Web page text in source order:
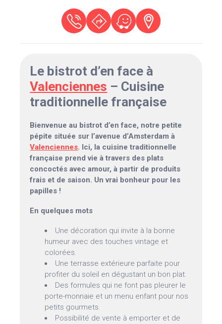
Le bistrot d’en face à
Valenciennes – Cuisine
traditionnelle française
Bienvenue au bistrot d’en face, notre petite
pépite située sur l’avenue d’Amsterdam à
Valenciennes. Ici, la cuisine traditionnelle
française prend vie à travers des plats
concoctés avec amour, à partir de produits
frais et de saison. Un vrai bonheur pour les
papilles !
En quelques mots
Une décoration qui invite à la bonne
humeur avec des touches vintage et
colorées.
Une terrasse extérieure parfaite pour
profiter du soleil en dégustant un bon plat.
Des formules qui ne font pas pleurer le
porte-monnaie et un menu enfant pour nos
petits gourmets.
Possibilité de vente à emporter et de